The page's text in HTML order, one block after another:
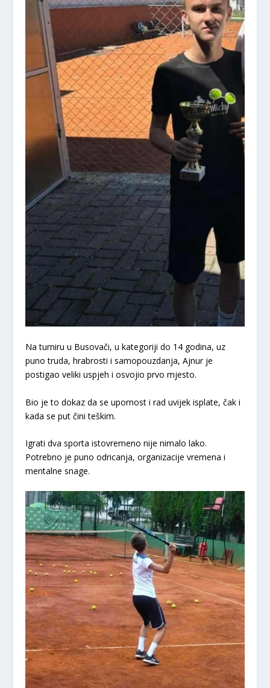
Na turniru u Busovači, u kategoriji do 14 godina, uz
puno truda, hrabrosti i samopouzdanja, Ajnur je
postigao veliki uspjeh i osvojio prvo mjesto.
Bio je to dokaz da se upornost i rad uvijek isplate, čak i
kada se put čini teškim.
Igrati dva sporta istovremeno nije nimalo lako.
Potrebno je puno odricanja, organizacije vremena i
mentalne snage.